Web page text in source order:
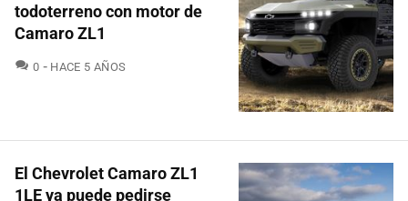
todoterreno con motor de
Camaro ZL1
0 COMENTARIOS
HACE 5 AÑOS
El Chevrolet Camaro ZL1
1LE ya puede pedirse